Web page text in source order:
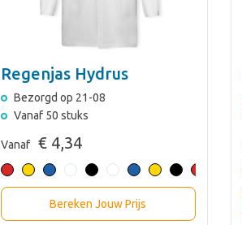
Regenjas Hydrus
Bezorgd op 21-08
Vanaf 50 stuks
Vanaf € 4,34
Bereken Jouw Prijs